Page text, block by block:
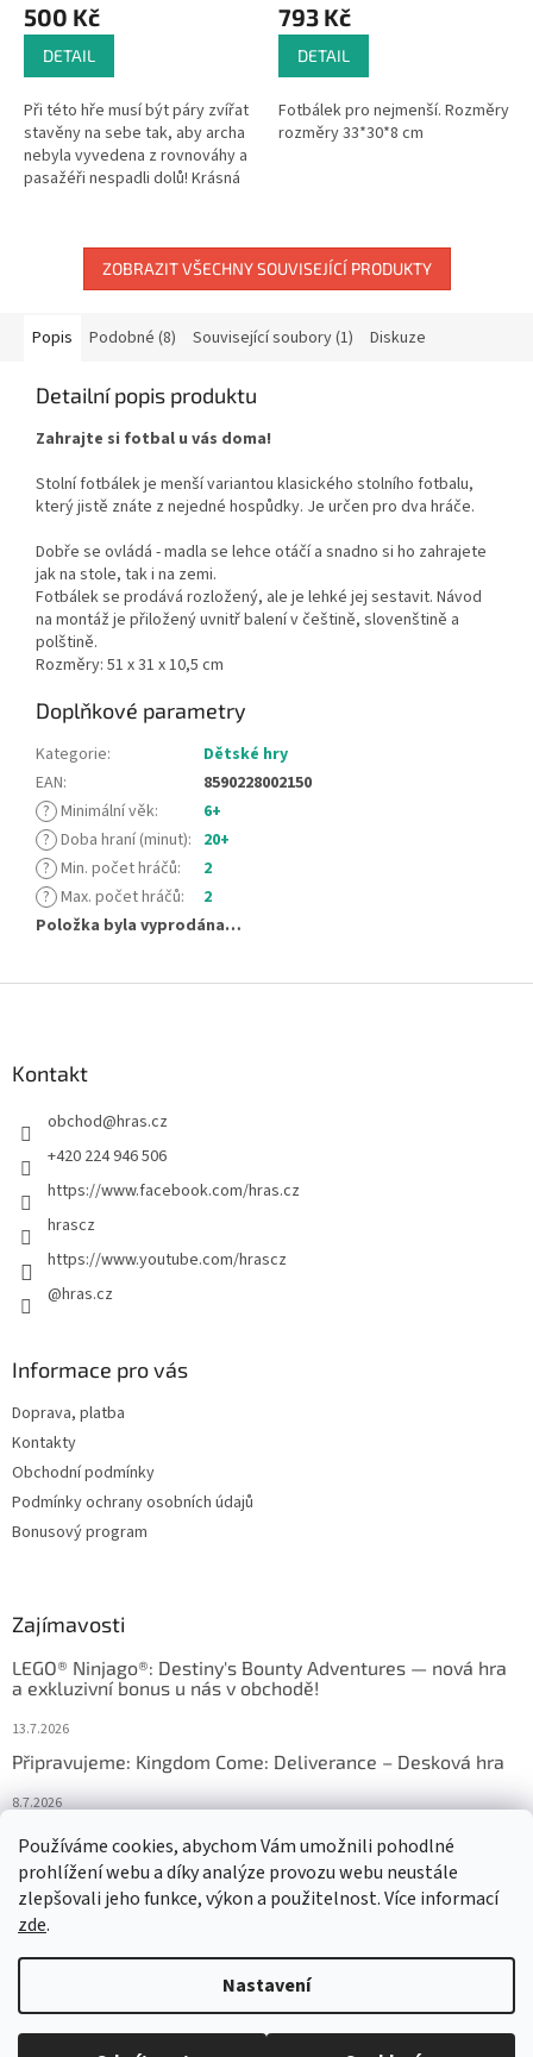
Používáme cookies, abychom Vám umožnili pohodlné
prohlížení webu a díky analýze provozu webu neustále
zlepšovali jeho funkce, výkon a použitelnost. Více informací
zde.
Nastavení
500 Kč
DETAIL
Při této hře musí být páry zvířat
stavěny na sebe tak, aby archa
nebyla vyvedena z rovnováhy a
pasažéři nespadli dolů! Krásná
793 Kč
DETAIL
Fotbálek pro nejmenší. Rozměry
rozměry 33*30*8 cm
ZOBRAZIT VŠECHNY SOUVISEJÍCÍ PRODUKTY
Popis Podobné (8) Související soubory (1) Diskuze
Detailní popis produktu
Zahrajte si fotbal u vás doma!
Stolní fotbálek je menší variantou klasického stolního fotbalu,
který jistě znáte z nejedné hospůdky. Je určen pro dva hráče.
Dobře se ovládá - madla se lehce otáčí a snadno si ho zahrajete
jak na stole, tak i na zemi.
Fotbálek se prodává rozložený, ale je lehké jej sestavit. Návod
na montáž je přiložený uvnitř balení v češtině, slovenštině a
polštině.
Rozměry: 51 x 31 x 10,5 cm
Doplňkové parametry
Kategorie:
Dětské hry
EAN:
8590228002150
? Minimální věk:
6+
? Doba hraní (minut): 20+
? Min. počet hráčů:
2
? Max. počet hráčů:
2
Položka byla vyprodána…
Kontakt
obchod@hras.cz
+420 224 946 506
https://www.facebook.com/hras.cz
hrascz
https://www.youtube.com/hrascz
@hras.cz
Informace pro vás
Doprava, platba
Kontakty
Obchodní podmínky
Podmínky ochrany osobních údajů
Bonusový program
Zajímavosti
LEGO® Ninjago®: Destiny's Bounty Adventures — nová hra
a exkluzivní bonus u nás v obchodě!
13.7.2026
Připravujeme: Kingdom Come: Deliverance – Desková hra
8.7.2026
Nejlepší deskové hry: výběr, který frčí v celém Česku
18.6.2026
Copyright 2026HRAS. Všechna práva vyhrazena.Upravit nastavení